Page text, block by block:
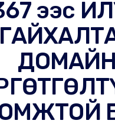
ээс
ДОМАЙН